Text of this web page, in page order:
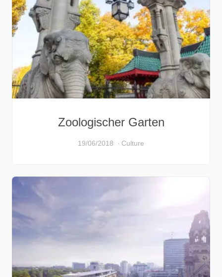
Zoologischer Garten
19/06/2018 Culture